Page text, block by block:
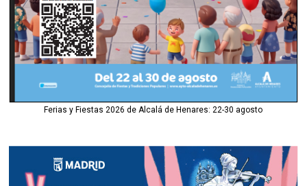
Ferias y Fiestas 2026 de Alcalá de Henares: 22-30 agosto